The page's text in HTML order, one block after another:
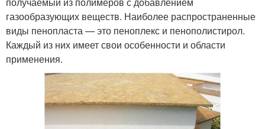
газообразующих веществ. Наиболее распространенные
виды пенопласта — это пеноплекс и пенополистирол.
Каждый из них имеет свои особенности и области
применения.